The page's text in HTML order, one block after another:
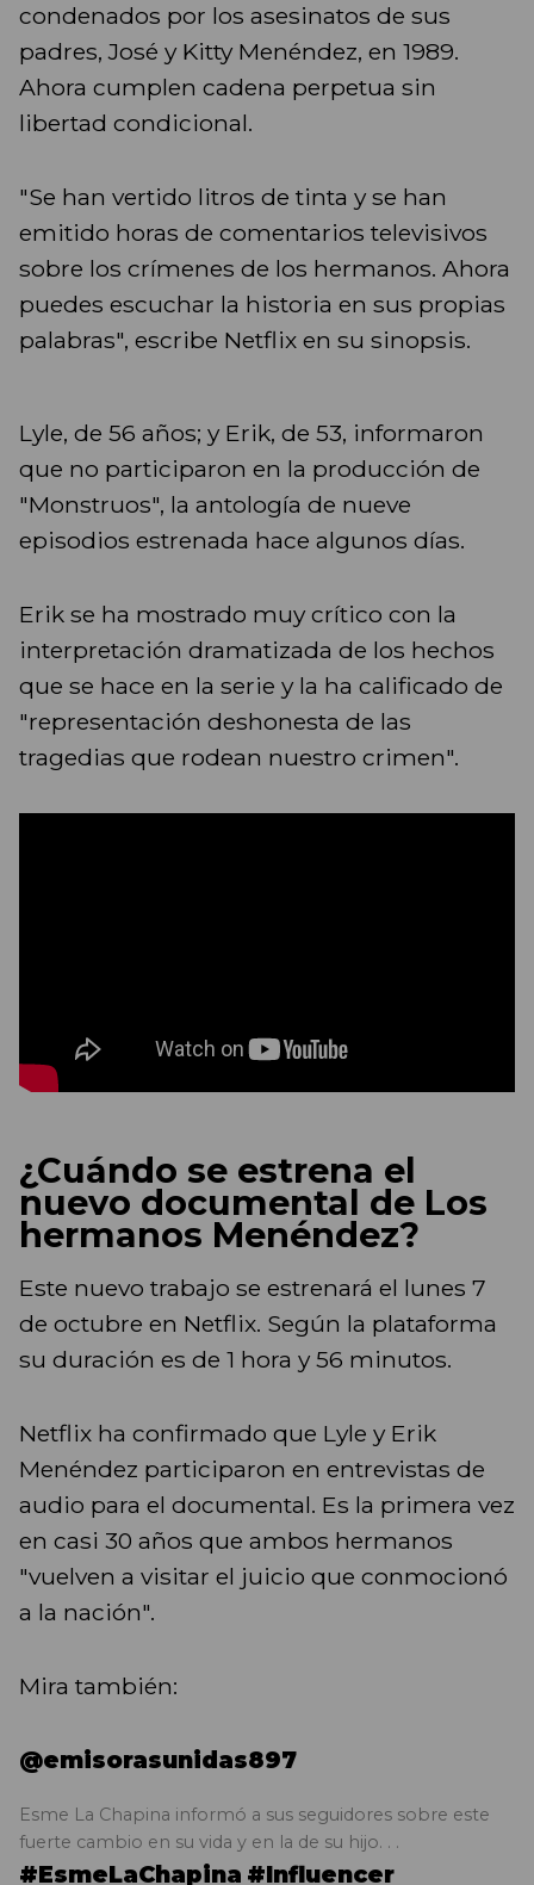
condenados por los asesinatos de sus
padres, José y Kitty Menéndez, en 1989.
Ahora cumplen cadena perpetua sin
libertad condicional.
"Se han vertido litros de tinta y se han
emitido horas de comentarios televisivos
sobre los crímenes de los hermanos. Ahora
puedes escuchar la historia en sus propias
palabras", escribe Netflix en su sinopsis.
Lyle, de 56 años; y Erik, de 53, informaron
que no participaron en la producción de
"Monstruos", la antología de nueve
episodios estrenada hace algunos días.
Erik se ha mostrado muy crítico con la
interpretación dramatizada de los hechos
que se hace en la serie y la ha calificado de
"representación deshonesta de las
tragedias que rodean nuestro crimen".
¿Cuándo se estrena el
nuevo documental de Los
hermanos Menéndez?
Este nuevo trabajo se estrenará el lunes 7
de octubre en Netflix. Según la plataforma
su duración es de 1 hora y 56 minutos.
Netflix ha confirmado que Lyle y Erik
Menéndez participaron en entrevistas de
audio para el documental. Es la primera vez
en casi 30 años que ambos hermanos
"vuelven a visitar el juicio que conmocionó
a la nación".
Mira también:
@emisorasunidas897
Esme La Chapina informó a sus seguidores sobre este
fuerte cambio en su vida y en la de su hijo. . .
#EsmeLaChapina #Influencer